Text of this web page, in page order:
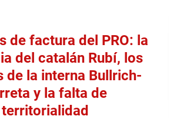
de factura del PRO: la
del catalán Rubí, los
de la interna Bullrich-
y la falta de
territorialidad